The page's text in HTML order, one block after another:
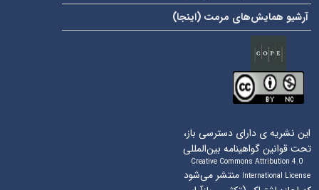
آرشیو همایش‌های مرمت ( اینجا)
این نشریه ی دارای دسترسی باز،
تحت قوانین گواهینامه بین‌المللی
Creative Commons Attribution 4.0
International Licenseمنتشر می‌شود